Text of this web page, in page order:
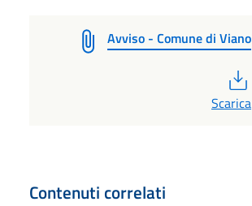
Avviso - Comune di Viano
Scarica
Contenuti correlati